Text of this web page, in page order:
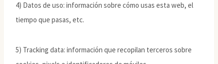
4) Datos de uso: información sobre cómo usas esta web, el
tiempo que pasas, etc.
5) Tracking data: información que recopilan terceros sobre